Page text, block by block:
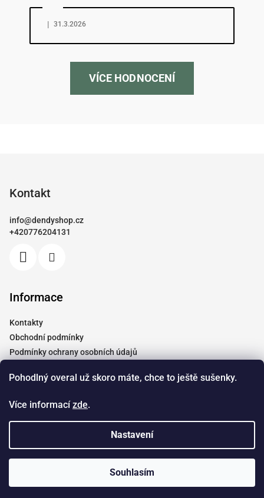
Pohodlný overal už skoro máte, chce to ještě sušenky.
Více informacízde.
Nastavení
Souhlasím
Hodnocení obchodu je 5 z 5 hvězdiček.
| 31.3.2026
VÍCE HODNOCENÍ
Kontakt
info@dendyshop.cz
+420776204131
Informace
Kontakty
Obchodní podmínky
Podmínky ochrany osobních údajů
Moje objednávka
Doprava
Spolupráce
Vytvořil Shoptet & Štefan Mazáň